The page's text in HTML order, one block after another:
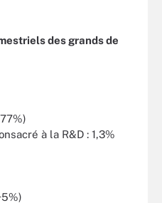
des grands de
à la R&D : 1,3%